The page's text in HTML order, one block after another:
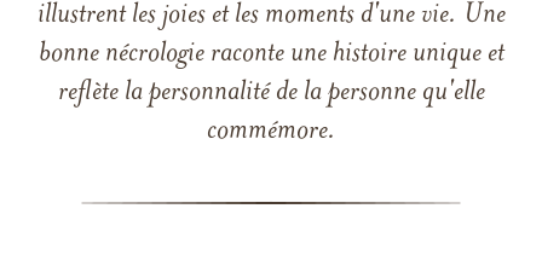
illustrent les joies et les moments d'une vie. Une
bonne nécrologie raconte une histoire unique et
reflète la personnalité de la personne qu'elle
commémore.